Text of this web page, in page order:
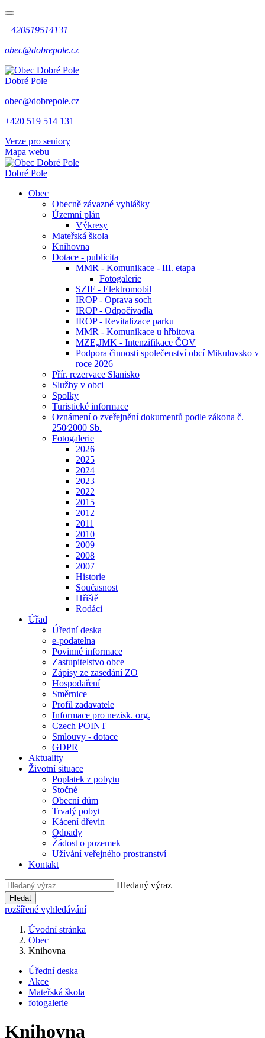
+420519514131
obec@dobrepole.cz
Dobré Pole
obec@dobrepole.cz
+420 519 514 131
Verze pro seniory
Mapa webu
Dobré Pole
Obec
Obecně závazné vyhlášky
Územní plán
Výkresy
Mateřská škola
Knihovna
Dotace - publicita
MMR - Komunikace - III. etapa
Fotogalerie
SZIF - Elektromobil
IROP - Oprava soch
IROP - Odpočívadla
IROP - Revitalizace parku
MMR - Komunikace u hřbitova
MZE,JMK - Intenzifikace ČOV
Podpora činnosti společenství obcí Mikulovsko v
roce 2026
Přír. rezervace Slanisko
Služby v obci
Spolky
Turistické informace
Oznámení o zveřejnění dokumentů podle zákona č.
250⁄2000 Sb.
Fotogalerie
2026
2025
2024
2023
2022
2015
2012
2011
2010
2009
2008
2007
Historie
Současnost
Hřiště
Rodáci
Úřad
Úřední deska
e-podatelna
Povinné informace
Zastupitelstvo obce
Zápisy ze zasedání ZO
Hospodaření
Směrnice
Profil zadavatele
Informace pro nezisk. org.
Czech POINT
Smlouvy - dotace
GDPR
Aktuality
Životní situace
Poplatek z pobytu
Stočné
Obecní dům
Trvalý pobyt
Kácení dřevin
Odpady
Žádost o pozemek
Užívání veřejného prostranství
Kontakt
Hledaný výraz
Hledat
rozšířené vyhledávání
Úvodní stránka
Obec
Knihovna
Úřední deska
Akce
Mateřská škola
fotogalerie
Knihovna